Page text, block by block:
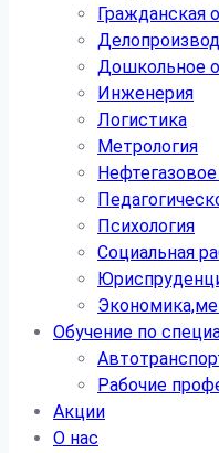
Гражданская
Дошкольное
Инженерия
Логистика
Метрология
Психология
Социальная
Обучение по
Рабочие
Акции
О нас